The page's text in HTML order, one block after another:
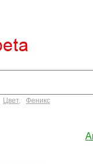
Цвет, Феникс